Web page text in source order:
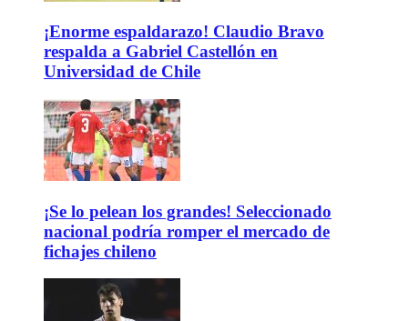
¡Enorme espaldarazo! Claudio Bravo
respalda a Gabriel Castellón en
Universidad de Chile
¡Se lo pelean los grandes! Seleccionado
nacional podría romper el mercado de
fichajes chileno